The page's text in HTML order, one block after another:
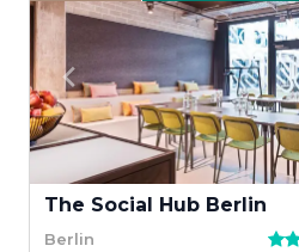
The Social Hub Berlin
Berlin